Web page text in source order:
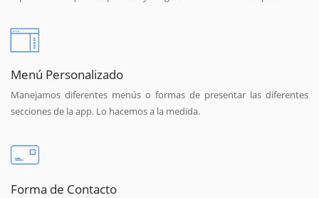
Menú Personalizado
Manejamos diferentes menús o formas de presentar las diferentes
secciones de la app. Lo hacemos a la medida.
Forma de Contacto